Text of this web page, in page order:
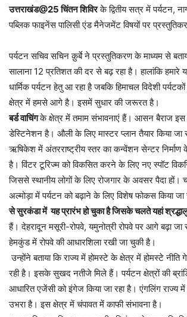
उत्तराखंड@25 चिंतन शिविरके द्वितीय सत्र में पर्यटन,
पब्लिक फाइनेंस पालिसी एंड मैनेजमेंट विषयों पर
पर्यटन सचिव सचिन क़ुर्बे ने प्रस्तुतिकरण के माध्यम से
सालाना 12 प्रतिशत की दर से बढ़ रहा है। हालांकि हमारे
धार्मिक पर्यटन हेतु आ रहा है जबकि हिमाचल विदेशी
क्षेत्र में हमसे आगे है। इसमें सुधार की जरूरत है।
बर्ड वाचिंगके क्षेत्र में तमाम संभावनाएं हैं। आसन बैराज
डेस्टिनेशन है। औली के लिए मास्टर प्लान तैयार किया जा
ऋषिकेश में अंतरराष्ट्रीय स्तर का कन्वेंशन सेन्टर निर्माण
है। विंटर टूरिज्म को विकसित करने के लिए नए स्पॉट
जिससे स्थानीय लोगों के लिए रोजगार के अवसर पैदा हों।
अल्मोड़ा में पर्यटन को बढ़ाने के लिए विशेष फोकस किया
से सुरकंडा में यह प्रारंभ हो चुका है जिसके चलते यहां
हैं। देहरादून मसूरी-रोपवे, यमुनोत्री रोपवे पर आगे बढ़ा
हेमकुंड में रोपवे की आधारशिला रखी जा चुकी है।
उन्होंने बताया कि राज्य में होमस्टे के क्षेत्र में होमस्टे
रही है। इसके सुखद नतीजे मिले हैं। पर्यटन क्षेत्रों की
आधारित एजेंसी को इंगेज किया जा रहा है। एंगलिंग राज्य
उभरा है। इस क्षेत्र में चंपावत में काफी संभावना है।